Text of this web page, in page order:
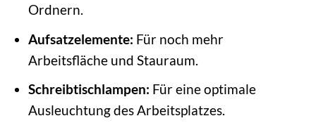
Ordnern.
Aufsatzelemente: Für noch mehr
Arbeitsfläche und Stauraum.
Schreibtischlampen: Für eine optimale
Ausleuchtung des Arbeitsplatzes.